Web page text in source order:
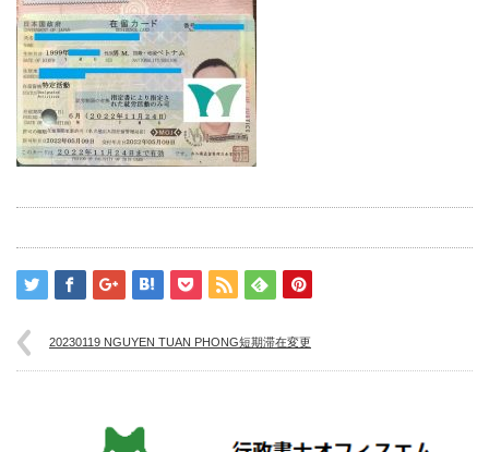
20230119 NGUYEN TUAN PHONG短期滞在変更